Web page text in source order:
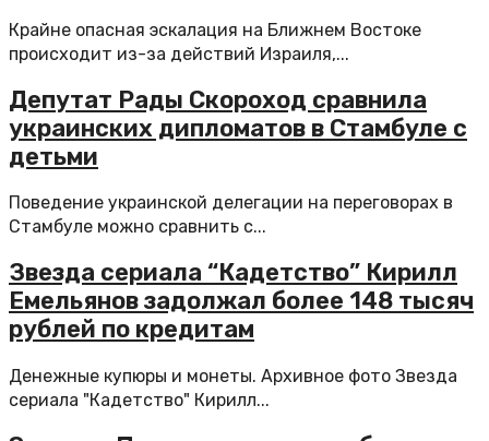
Крайне опасная эскалация на Ближнем Востоке
происходит из-за действий Израиля,...
Депутат Рады Скороход сравнила
украинских дипломатов в Стамбуле с
детьми
Поведение украинской делегации на переговорах в
Стамбуле можно сравнить с...
Звезда сериала “Кадетство” Кирилл
Емельянов задолжал более 148 тысяч
рублей по кредитам
Денежные купюры и монеты. Архивное фото Звезда
сериала "Кадетство" Кирилл...